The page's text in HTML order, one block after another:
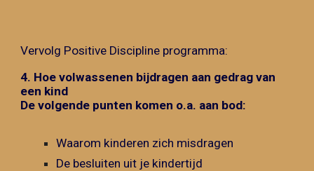
Vervolg Positive Discipline programma:
4. Hoe volwassenen bijdragen aan gedrag van
een kind
De volgende punten komen o.a. aan bod:
Waarom kinderen zich misdragen
De besluiten uit je kindertijd